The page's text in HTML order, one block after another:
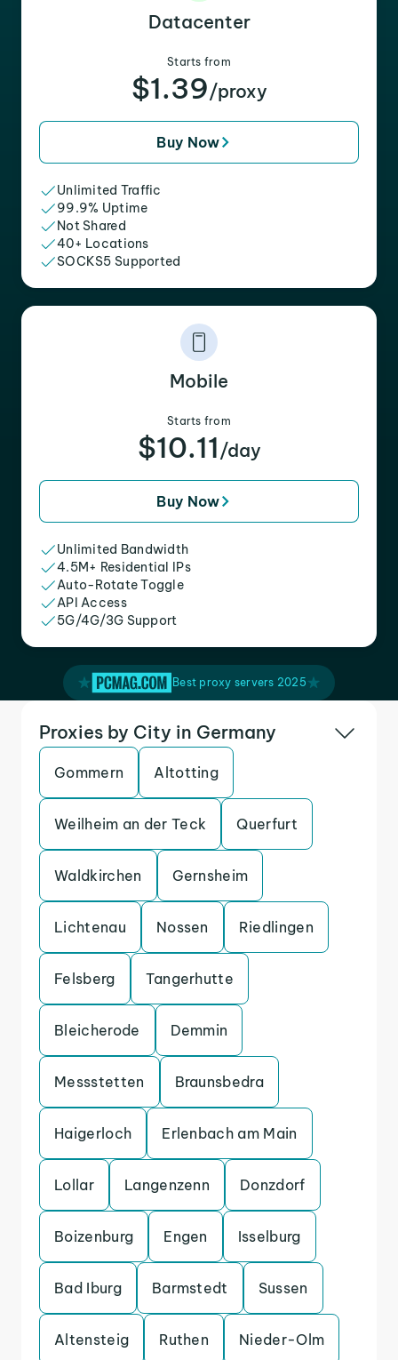
Datacenter
Starts from
$1.39/proxy
Buy Now
Unlimited Traffic
99.9% Uptime
Not Shared
40+ Locations
SOCKS5 Supported
Mobile
Starts from
$10.11 /day
Buy Now
Unlimited Bandwidth
4.5M+ Residential IPs
Auto-Rotate Toggle
API Access
5G/4G/3G Support
Best proxy servers 2025
Proxies by City in Germany
Gommern Altotting
Weilheim an der Teck Querfurt
Waldkirchen Gernsheim
Lichtenau Nossen Riedlingen
Felsberg Tangerhutte
Bleicherode Demmin
Messstetten Braunsbedra
Haigerloch Erlenbach am Main
Lollar Langenzenn Donzdorf
Boizenburg Engen Isselburg
Bad Iburg Barmstedt Sussen
Altensteig Ruthen Nieder-Olm